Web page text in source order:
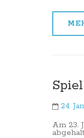
24.
Am 23.